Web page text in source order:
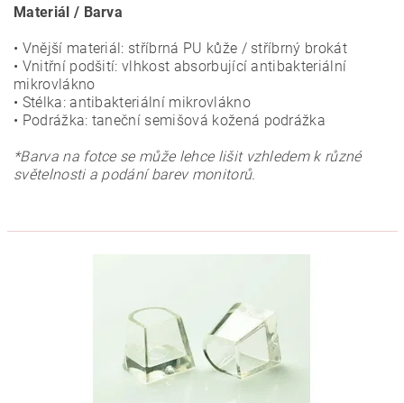
Materiál / Barva
• Vnější materiál: stříbrná PU kůže / stříbrný brokát
• Vnitřní podšití: vlhkost absorbující antibakteriální
mikrovlákno
• Stélka: antibakteriální mikrovlákno
• Podrážka: taneční semišová kožená podrážka
*Barva na fotce se může lehce lišit vzhledem k různé
světelnosti a podání barev monitorů.